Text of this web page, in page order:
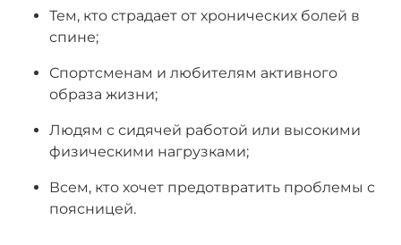
Тем, кто страдает от хронических болей в
спине;
Спортсменам и любителям активного
образа жизни;
Людям с сидячей работой или высокими
физическими нагрузками;
Всем, кто хочет предотвратить проблемы с
поясницей.